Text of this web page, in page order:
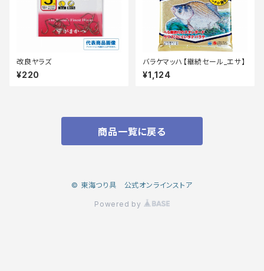
改良ヤラズ
¥220
バラケマッハ【継続セール_エサ】
¥1,124
商品一覧に戻る
© 東海つり具 公式オンラインストア
Powered by